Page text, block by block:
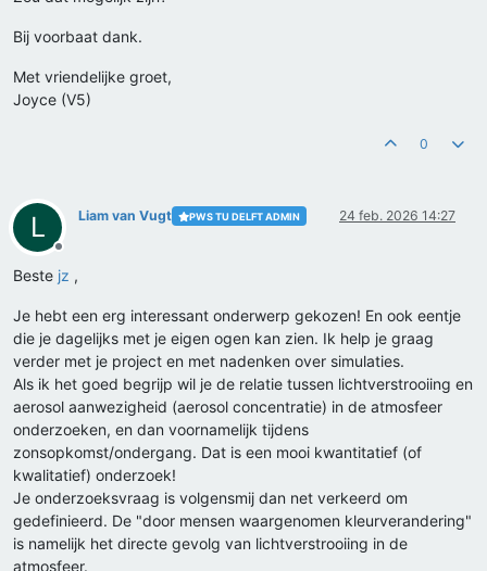
Bij voorbaat dank.
Met vriendelijke groet,
Joyce (V5)
0
L
Offline
Liam van Vugt PWS TU DELFT ADMIN 24 feb. 2026 14:27
Beste jz ,
Je hebt een erg interessant onderwerp gekozen! En ook eentje
die je dagelijks met je eigen ogen kan zien. Ik help je graag
verder met je project en met nadenken over simulaties.
Als ik het goed begrijp wil je de relatie tussen lichtverstrooiing en
aerosol aanwezigheid (aerosol concentratie) in de atmosfeer
onderzoeken, en dan voornamelijk tijdens
zonsopkomst/ondergang. Dat is een mooi kwantitatief (of
kwalitatief) onderzoek!
Je onderzoeksvraag is volgensmij dan net verkeerd om
gedefinieerd. De "door mensen waargenomen kleurverandering"
is namelijk het directe gevolg van lichtverstrooiing in de
atmosfeer.